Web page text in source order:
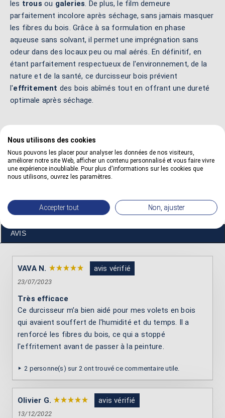
les trous ou galeries. De plus, le film demeure
parfaitement incolore après séchage, sans jamais masquer
les fibres du bois. Grâce à sa formulation en phase
aqueuse sans solvant, il permet une imprégnation sans
odeur dans des locaux peu ou mal aérés. En définitif, en
étant parfaitement respectueux de l'environnement, de la
nature et de la santé, ce durcisseur bois prévient
l'effritement des bois abîmés tout en offrant une dureté
optimale après séchage.
Pour en savoir plus :
Lire la fiche conseil :Restaurer avec un restaurateur bois
Lire le blog technique :Tutos sur le restaurateur bois
AVIS
VAVA N. avis vérifié
23/07/2023
Très efficace
Ce durcisseur m’a bien aidé pour mes volets en bois
qui avaient souffert de l'humidité et du temps. Il a
renforcé les fibres du bois, ce qui a stoppé
l'effritement avant de passer à la peinture.
2 personne(s) sur 2 ont trouvé ce commentaire utile.
Olivier G. avis vérifié
13/12/2022
Nous utilisons des cookies
Nous pouvons les placer pour analyser les données de nos visiteurs,
améliorer notre site Web, afficher un contenu personnalisé et vous faire vivre
une expérience inoubliable. Pour plus d'informations sur les cookies que
nous utilisons, ouvrez les paramètres.
Accepter tout Non, ajuster